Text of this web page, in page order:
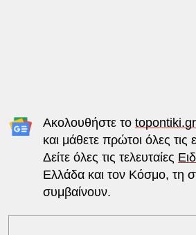
Ακολουθήστε το topontiki.gr
και μάθετε πρώτοι όλες τις
Δείτε όλες τις τελευταίες
Ελλάδα και τον Κόσμο, τη
συμβαίνουν.